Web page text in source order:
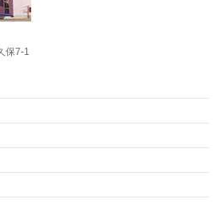
保7-1